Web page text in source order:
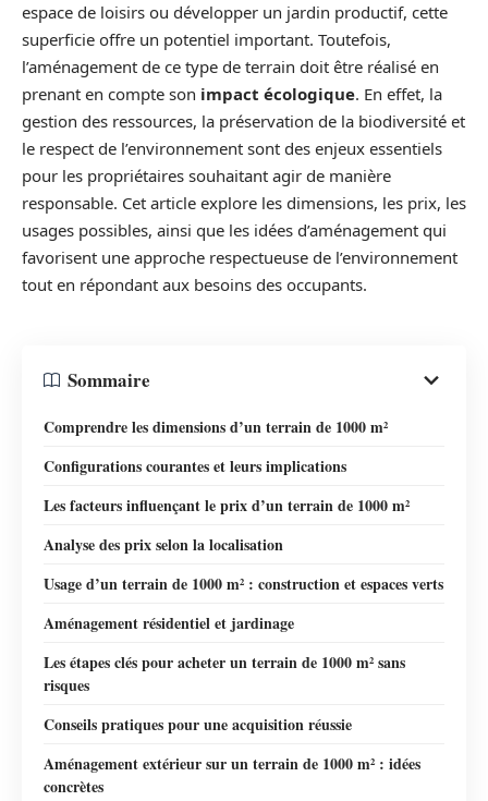
espace de loisirs ou développer un jardin productif, cette
superficie offre un potentiel important. Toutefois,
l’aménagement de ce type de terrain doit être réalisé en
prenant en compte son impact écologique. En effet, la
gestion des ressources, la préservation de la biodiversité et
le respect de l’environnement sont des enjeux essentiels
pour les propriétaires souhaitant agir de manière
responsable. Cet article explore les dimensions, les prix, les
usages possibles, ainsi que les idées d’aménagement qui
favorisent une approche respectueuse de l’environnement
tout en répondant aux besoins des occupants.
Sommaire
Comprendre les dimensions d’un terrain de 1000 m²
Configurations courantes et leurs implications
Les facteurs influençant le prix d’un terrain de 1000 m²
Analyse des prix selon la localisation
Usage d’un terrain de 1000 m² : construction et espaces verts
Aménagement résidentiel et jardinage
Les étapes clés pour acheter un terrain de 1000 m² sans
risques
Conseils pratiques pour une acquisition réussie
Aménagement extérieur sur un terrain de 1000 m² : idées
concrètes